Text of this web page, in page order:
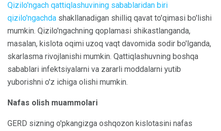
Qizilo'ngach qattiqlashuvining sabablaridan biri
qizilo'ngachda shakllanadigan shilliq qavat to'qimasi bo'lishi
mumkin. Qizilo'ngachning qoplamasi shikastlanganda,
masalan, kislota oqimi uzoq vaqt davomida sodir bo'lganda,
skarlasma rivojlanishi mumkin. Qattiqlashuvning boshqa
sabablari infektsiyalarni va zararli moddalarni yutib
yuborishni o'z ichiga olishi mumkin.
Nafas olish muammolari
GERD sizning o'pkangizga oshqozon kislotasini nafas